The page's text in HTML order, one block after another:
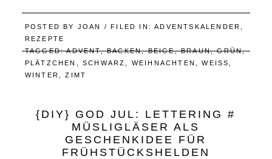
POSTED BY JOAN / FILED IN:ADVENTSKALENDER
REZEPTE
TAGGED:ADVENT,BACKEN,BEIGE,BRAUN,GRÜN,
PLÄTZCHEN
,SCHWARZ WEIHNACHTEN ,WEISS
WINTER
,ZIMT
{DIY} GOD JUL: LETTERING #
MÜSLIGLÄSER ALS
GESCHENKIDEE FÜR
FRÜHSTÜCKSHELDEN